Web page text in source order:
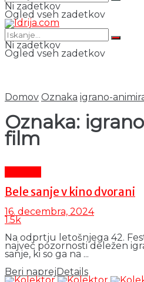
Ni zadetkov
Ogled vseh zadetkov
Ni zadetkov
Ogled vseh zadetkov
Domov Oznaka igrano-
Oznaka:
film
Bele sanje v kino dvorani
16. decembra, 2024
1.5k
Na odprtju letošnjega 42.
največ pozornosti deležen
sanje, ki so ga na ...
Beri naprej Details